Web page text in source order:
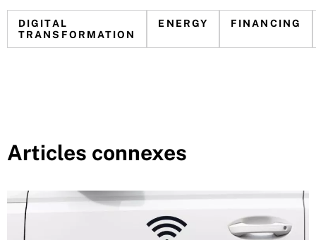
DIGITAL
TRANSFORMATION
ENERGY FINANCING
Articles connexes